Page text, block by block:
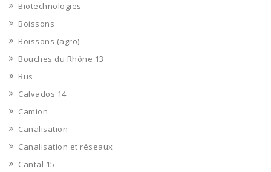
Biotechnologies
Boissons
Boissons (agro)
Bouches du Rhône 13
Bus
Calvados 14
Camion
Canalisation
Canalisation et réseaux
Cantal 15